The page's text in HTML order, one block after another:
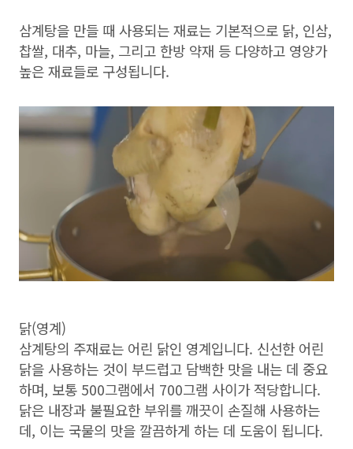
삼계탕을 만들 때 사용되는 재료는 기본적으로 닭, 인삼,
찹쌀, 대추, 마늘, 그리고 한방 약재 등 다양하고 영양가
높은 재료들로 구성됩니다.
닭(영계)
삼계탕의 주재료는 어린 닭인 영계입니다. 신선한 어린
닭을 사용하는 것이 부드럽고 담백한 맛을 내는 데 중요
하며, 보통 500그램에서 700그램 사이가 적당합니다.
닭은 내장과 불필요한 부위를 깨끗이 손질해 사용하는
데, 이는 국물의 맛을 깔끔하게 하는 데 도움이 됩니다.